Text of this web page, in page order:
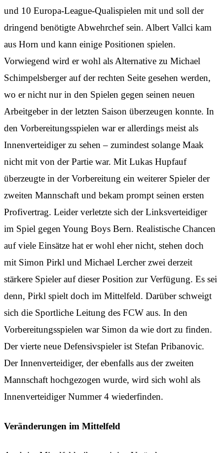
und 10 Europa-League-Qualispielen mit und soll der
dringend benötigte Abwehrchef sein. Albert Vallci kam
aus Horn und kann einige Positionen spielen.
Vorwiegend wird er wohl als Alternative zu Michael
Schimpelsberger auf der rechten Seite gesehen werden,
wo er nicht nur in den Spielen gegen seinen neuen
Arbeitgeber in der letzten Saison überzeugen konnte. In
den Vorbereitungsspielen war er allerdings meist als
Innenverteidiger zu sehen – zumindest solange Maak
nicht mit von der Partie war. Mit Lukas Hupfauf
überzeugte in der Vorbereitung ein weiterer Spieler der
zweiten Mannschaft und bekam prompt seinen ersten
Profivertrag. Leider verletzte sich der Linksverteidiger
im Spiel gegen Young Boys Bern. Realistische Chancen
auf viele Einsätze hat er wohl eher nicht, stehen doch
mit Simon Pirkl und Michael Lercher zwei derzeit
stärkere Spieler auf dieser Position zur Verfügung. Es sei
denn, Pirkl spielt doch im Mittelfeld. Darüber schweigt
sich die Sportliche Leitung des FCW aus. In den
Vorbereitungsspielen war Simon da wie dort zu finden.
Der vierte neue Defensivspieler ist Stefan Pribanovic.
Der Innenverteidiger, der ebenfalls aus der zweiten
Mannschaft hochgezogen wurde, wird sich wohl als
Innenverteidiger Nummer 4 wiederfinden.
Veränderungen im Mittelfeld